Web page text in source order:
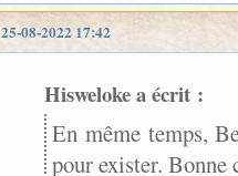
25-08-2022 17:42
Hisweloke a écrit :
En même temps,
pour exister.